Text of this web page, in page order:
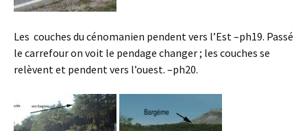
Les couches du cénomanien pendent vers l’Est –ph19. Passé
le carrefour on voit le pendage changer ; les couches se
relèvent et pendent vers l’ouest. –ph20.